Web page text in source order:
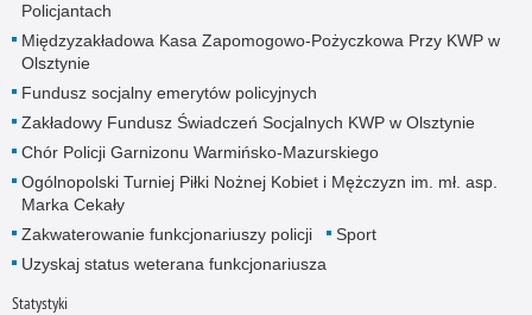
Policjantach
Międzyzakładowa Kasa Zapomogowo-Pożyczkowa Przy KWP w
Olsztynie
Fundusz socjalny emerytów policyjnych
Zakładowy Fundusz Świadczeń Socjalnych KWP w Olsztynie
Chór Policji Garnizonu Warmińsko-Mazurskiego
Ogólnopolski Turniej Piłki Nożnej Kobiet i Mężczyzn im. mł. asp.
Marka Cekały
Zakwaterowanie funkcjonariuszy policji
Sport
Uzyskaj status weterana funkcjonariusza
Statystyki